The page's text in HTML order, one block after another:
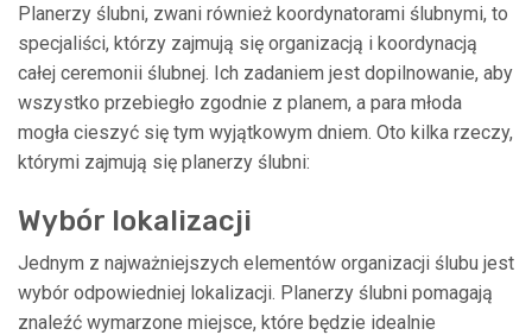
Planerzy ślubni, zwani również koordynatorami ślubnymi, to
specjaliści, którzy zajmują się organizacją i koordynacją
całej ceremonii ślubnej. Ich zadaniem jest dopilnowanie, aby
wszystko przebiegło zgodnie z planem, a para młoda
mogła cieszyć się tym wyjątkowym dniem. Oto kilka rzeczy,
którymi zajmują się planerzy ślubni:
Wybór lokalizacji
Jednym z najważniejszych elementów organizacji ślubu jest
wybór odpowiedniej lokalizacji. Planerzy ślubni pomagają
znaleźć wymarzone miejsce, które będzie idealnie